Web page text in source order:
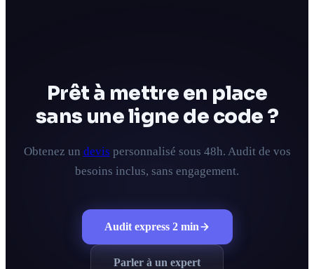
Prêt à mettre en place
sans une ligne de code ?
Obtenez un devis personnalisé sous 48h. Audit de vos
besoins inclus, sans engagement.
Audit express 2 min
Parler à un expert